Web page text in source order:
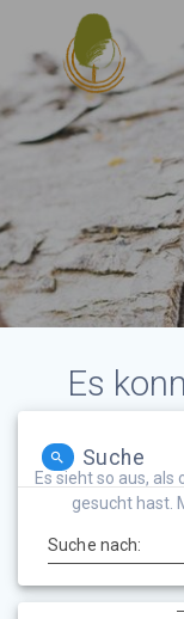
Es
Es sieht so aus, als
gesucht hast.
Suche
Suche nach: